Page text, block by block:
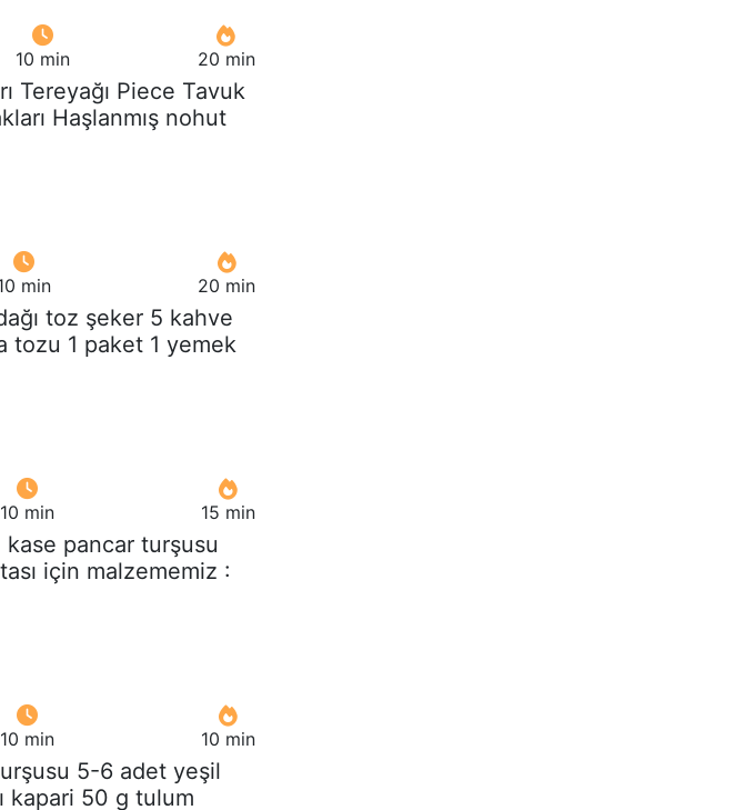
10 min 20 min
Tereyağı Piece Tavuk
Haşlanmış nohut
min 20 min
toz şeker 5 kahve
tozu 1 paket 1 yemek
10 min 15 min
pancar turşusu
için malzememiz :
10 min 10 min
5-6 adet yeşil
kapari 50 g tulum